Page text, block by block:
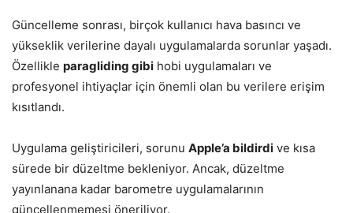
Güncelleme sonrası, birçok kullanıcı hava basıncı ve
yükseklik verilerine dayalı uygulamalarda sorunlar yaşadı.
Özellikle paragliding gibi hobi uygulamaları ve
profesyonel ihtiyaçlar için önemli olan bu verilere erişim
kısıtlandı.
Uygulama geliştiricileri, sorunu Apple’a bildirdi ve kısa
sürede bir düzeltme bekleniyor. Ancak, düzeltme
yayınlanana kadar barometre uygulamalarının
güncellenmemesi öneriliyor.